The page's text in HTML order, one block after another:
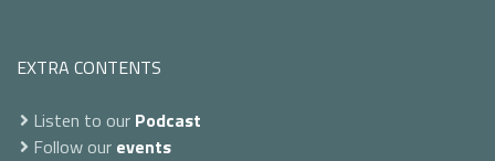
EXTRA CONTENTS
Listen to our Podcast
Follow our events